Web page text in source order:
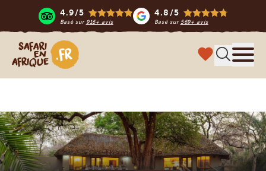
4.9/5
Basé sur 916+ avis
4.8/5
Basé sur 569+ avis
Safari en Afrique
Thamo Telele